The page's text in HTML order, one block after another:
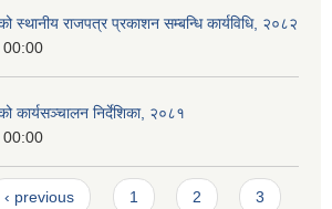
स्थानीय राजपत्र प्रकाशन सम्बन्धि कार्यविधि, २०८२
कार्यसञ्चालन निर्देशिका, २०८१
‹ previous 1 2 3